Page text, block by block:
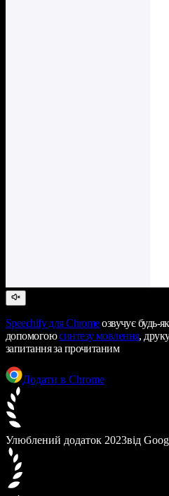
Speechifyдля Chromeозвучує будь-
допомогоюсинтезу мовлення,
запитання за прочитаним
Додати в Chrome
Улюблений додаток 2023від